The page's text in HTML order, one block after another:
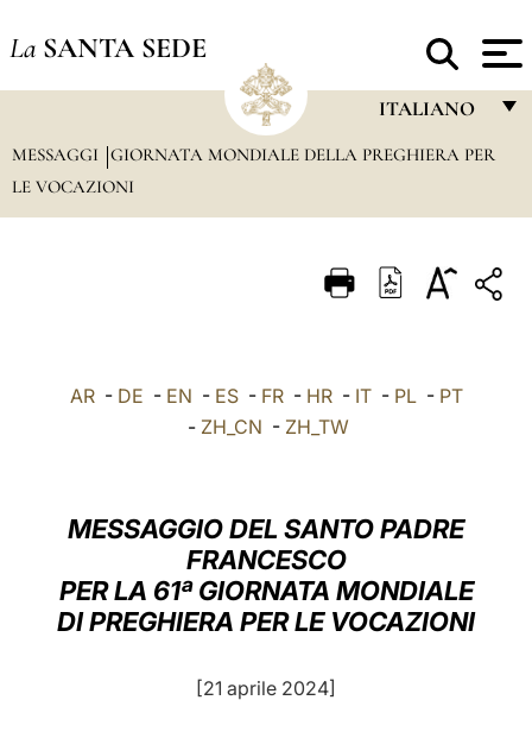
La SANTA SEDE
ITALIANO
FRANÇAIS
PORTUGUÊS
DEUTSCH
中文
MESSAGGI
GIORNATA MONDIALE DELLA PREGHIERA PER
LE VOCAZIONI
AR- DE - EN - ES- FR- HR- IT- PL- PT
- ZH_CN - ZH_TW
MESSAGGIO DEL SANTO PADRE
FRANCESCO
PER LA 61ª GIORNATA MONDIALE
DI PREGHIERA PER LE VOCAZIONI
[21 aprile 2024]